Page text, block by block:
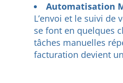
Automatisation
L’envoi et le suivi de
se font en quelques
tâches manuelles
facturation devient